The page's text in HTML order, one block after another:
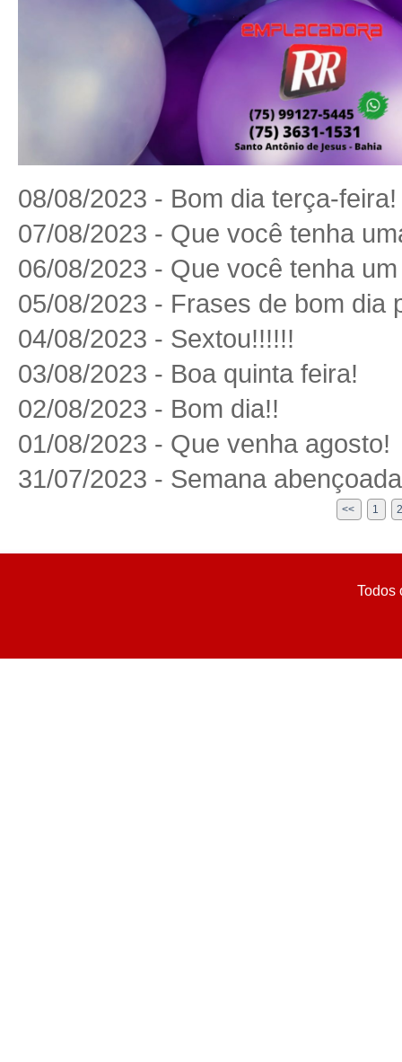
08/08/2023 - Bom dia terça-feira!
07/08/2023 - Que você tenha
06/08/2023 - Que você tenha
05/08/2023 - Frases de bom dia
04/08/2023 - Sextou!!!!!!
03/08/2023 - Boa quinta feira!
02/08/2023 - Bom dia!!
01/08/2023 - Que venha agosto!
31/07/2023 - Semana
<< 1
Todos